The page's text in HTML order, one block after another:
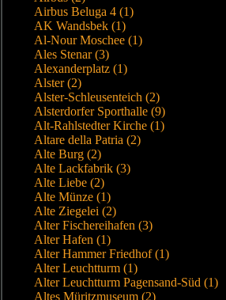
Airbus Beluga 4 (1)
AK Wandsbek (1)
Al-Nour Moschee (1)
Ales Stenar (3)
Alexanderplatz (1)
Alster (2)
Alster-Schleusenteich (2)
Alsterdorfer Sporthalle (9)
Alt-Rahlstedter Kirche (1)
Altare della Patria (2)
Alte Burg (2)
Alte Lackfabrik (3)
Alte Liebe (2)
Alte Münze (1)
Alte Ziegelei (2)
Alter Fischereihafen (3)
Alter Hafen (1)
Alter Hammer Friedhof (1)
Alter Leuchtturm (1)
Alter Leuchtturm Pagensand-Süd (1)
Altes Müritzmuseum (2)